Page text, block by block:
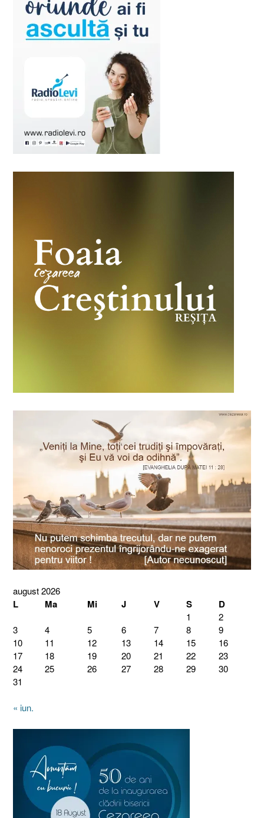
august 2026
L Ma Mi J V S D
1
2
3
4 5 6 7 8
9
10
11 12 13 14 15
16
17
18 19 20 21 22
23
24
25 26 27 28 29
30
31
« iun.